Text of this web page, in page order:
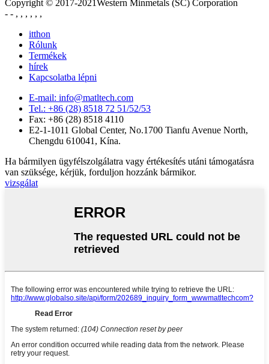
Copyright © 2017-2021Western Minmetals (SC) Corporation
- - , , , , , ,
itthon
Rólunk
Termékek
hírek
Kapcsolatba lépni
E-mail: info@matltech.com
Tel.: +86 (28) 8518 72 51/52/53
Fax: +86 (28) 8518 4110
E2-1-1011 Global Center, No.1700 Tianfu Avenue North,
Chengdu 610041, Kína.
Ha bármilyen ügyfélszolgálatra vagy értékesítés utáni támogatásra
van szüksége, kérjük, forduljon hozzánk bármikor.
vizsgálat